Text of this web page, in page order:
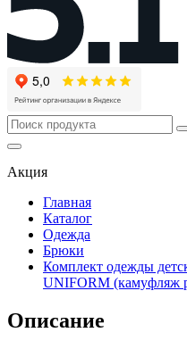
Акция
Главная
Каталог
Одежда
Брюки
Комплект одежды
UNIFORM (камуфляж
Описание